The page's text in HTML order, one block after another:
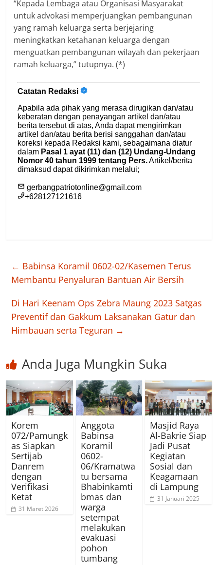
“Kepada Lembaga atau Organisasi Masyarakat
untuk advokasi memperjuangkan pembangunan
yang ramah keluarga serta berjejaring
meningkatkan ketahanan keluarga dengan
menguatkan pembangunan wilayah dan pekerjaan
ramah keluarga,” tutupnya. (*)
← Babinsa Koramil 0602-02/Kasemen Terus
Membantu Penyaluran Bantuan Air Bersih
Di Hari Keenam Ops Zebra Maung 2023 Satgas
Preventif dan Gakkum Laksanakan Gatur dan
Himbauan serta Teguran →
Anda Juga Mungkin Suka
Korem
072/Pamungk
as Siapkan
Sertijab
Danrem
dengan
Verifikasi
Ketat
31 Maret 2026
Anggota
Babinsa
Koramil
0602-
06/Kramatwa
tu bersama
Bhabinkamti
bmas dan
warga
setempat
melakukan
evakuasi
pohon
tumbang
Masjid Raya
Al-Bakrie Siap
Jadi Pusat
Kegiatan
Sosial dan
Keagamaan
di Lampung
31 Januari 2025